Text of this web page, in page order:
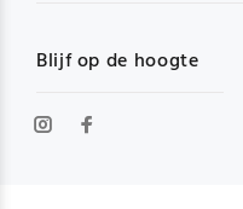
Blijf op de hoogte